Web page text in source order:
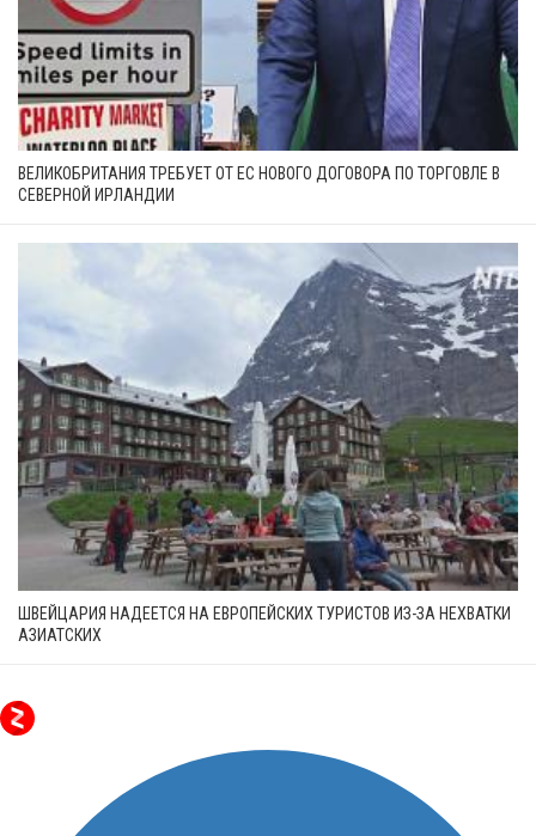
ВЕЛИКОБРИТАНИЯ ТРЕБУЕТ ОТ ЕС НОВОГО ДОГОВОРА ПО ТОРГОВЛЕ В
СЕВЕРНОЙ ИРЛАНДИИ
ШВЕЙЦАРИЯ НАДЕЕТСЯ НА ЕВРОПЕЙСКИХ ТУРИСТОВ ИЗ-ЗА НЕХВАТКИ
АЗИАТСКИХ